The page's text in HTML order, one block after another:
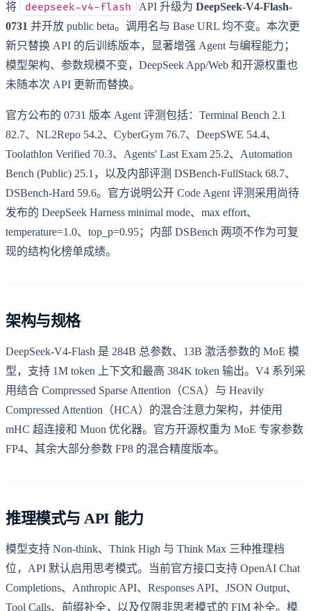
将
deepseek-v4-flash API 升级为 DeepSeek-V4-Flash-
0731 并开放 public beta。调用名与 Base URL 均不变。本次更
新只替换 API 的后训练版本，显著增强 Agent 与编程能力；
模型架构、参数规模不变，DeepSeek App/Web 和开源权重也
未随本次 API 更新而替换。
官方公布的 0731 版本 Agent 评测包括：Terminal Bench 2.1
82.7、NL2Repo 54.2、CyberGym 76.7、DeepSWE 54.4、
Toolathlon Verified 70.3、Agents' Last Exam 25.2、Automation
Bench (Public) 25.1，以及内部评测 DSBench-FullStack 68.7、
DSBench-Hard 59.6。官方说明公开 Code Agent 评测采用尚待
发布的 DeepSeek Harness minimal mode、max effort、
temperature=1.0、top_p=0.95；内部 DSBench 两项不作为可复
现的结构化榜单成绩。
架构与规格
DeepSeek-V4-Flash 是 284B 总参数、13B 激活参数的 MoE 模
型，支持 1M token 上下文和最高 384K token 输出。V4 系列采
用结合 Compressed Sparse Attention（CSA）与 Heavily
Compressed Attention（HCA）的混合注意力架构，并使用
mHC 超连接和 Muon 优化器。官方开源权重为 MoE 专家参数
FP4、其余大部分参数 FP8 的混合精度版本。
推理模式与 API 能力
模型支持 Non-think、Think High 与 Think Max 三种推理档
位，API 默认启用思考模式。当前官方接口支持 OpenAI Chat
Completions、Anthropic API、Responses API、JSON Output、
Tool Calls、前缀补全，以及仅限非思考模式的 FIM 补全。模